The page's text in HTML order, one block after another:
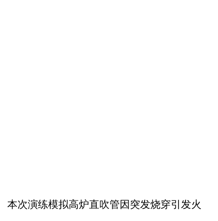
本次演练模拟高炉直吹管因突发烧穿引发火